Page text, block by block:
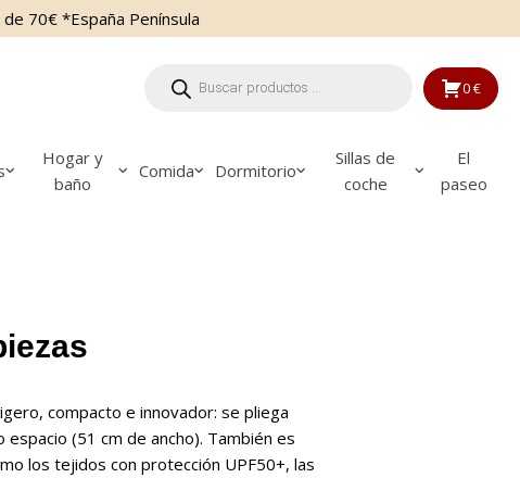
70€ *España Península
productos
0 €
Hogar y
baño
Comida Dormitorio
Sillas de
coche
El
paseo
compacto e innovador: se pliega
(51 cm de ancho). También es
los tejidos con protección UPF50+, las